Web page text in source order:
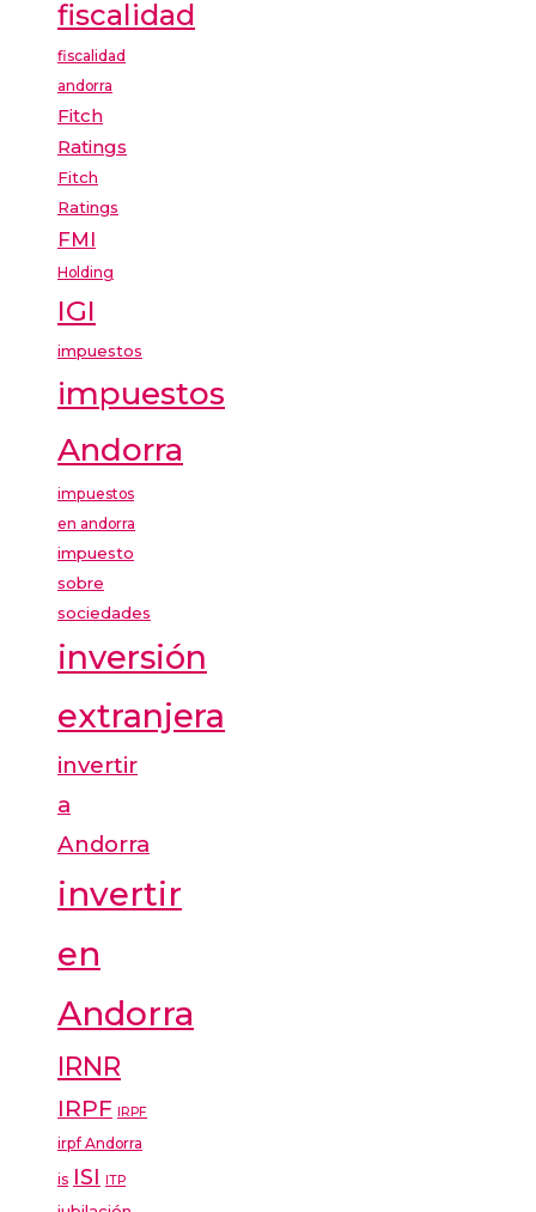
fiscalidad
fiscalidad
andorra
Fitch
Ratings
Fitch
Ratings
FMI
Holding
IGI
impuestos
impuestos
Andorra
impuestos
en andorra
impuesto
sobre
sociedades
inversión
extranjera
invertir
a
Andorra
invertir
en
Andorra
IRNR
IRPF IRPF
irpf Andorra
is ISI ITP